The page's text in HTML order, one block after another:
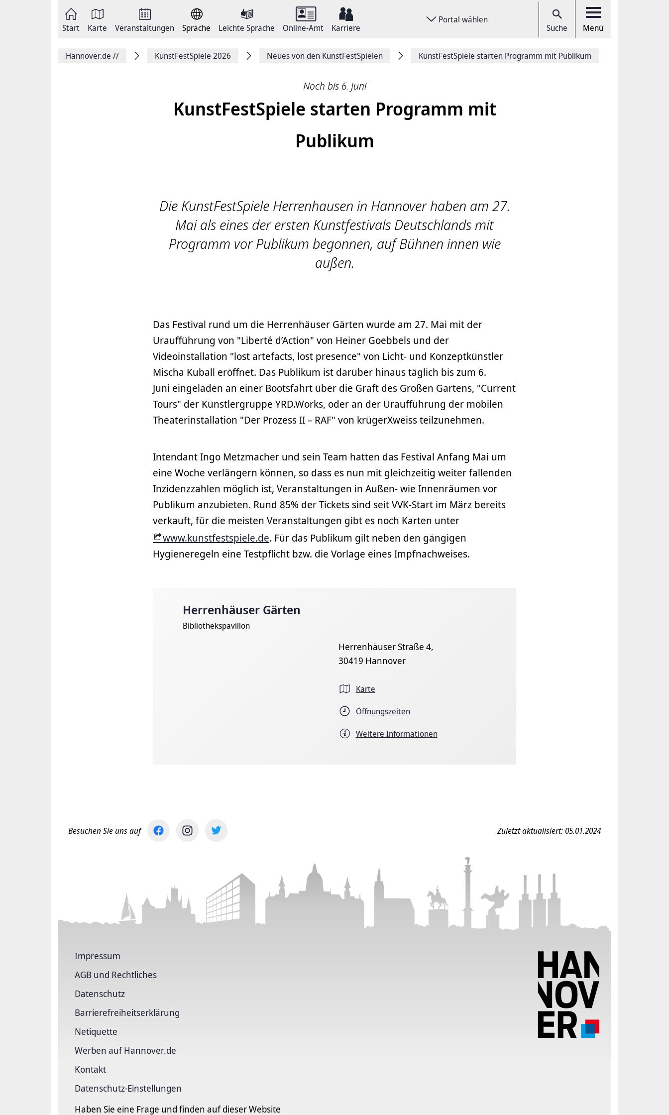
Start Karte Veranstaltungen Sprache Leichte Sprache Online-Amt Karriere
Portal wählen
Suche Menü
Hannover.de // KunstFestSpiele 2026 Neues von den KunstFestSpielen KunstFestSpiele starten Programm mit Publikum
Noch bis 6. Juni
KunstFestSpiele starten Programm mit
Publikum
Die KunstFestSpiele Herrenhausen in Hannover haben am 27.
Mai als eines der ersten Kunstfestivals Deutschlands mit
Programm vor Publikum begonnen, auf Bühnen innen wie
außen.
Das Festival rund um die Herrenhäuser Gärten wurde am 27. Mai mit der
Uraufführung von "Liberté d’Action" von Heiner Goebbels und der
Videoinstallation "lost artefacts, lost presence" von Licht- und Konzeptkünstler
Mischa Kuball eröffnet. Das Publikum ist darüber hinaus täglich bis zum 6.
Juni eingeladen an einer Bootsfahrt über die Graft des Großen Gartens, "Current
Tours" der Künstlergruppe YRD.Works, oder an der Uraufführung der mobilen
Theaterinstallation "Der Prozess II – RAF" von krügerXweiss teilzunehmen.
Intendant Ingo Metzmacher und sein Team hatten das Festival Anfang Mai um
eine Woche verlängern können, so dass es nun mit gleichzeitig weiter fallenden
Inzidenzzahlen möglich ist, Veranstaltungen in Außen- wie Innenräumen vor
Publikum anzubieten. Rund 85% der Tickets sind seit VVK-Start im März bereits
verkauft, für die meisten Veranstaltungen gibt es noch Karten unter
www.kunstfestspiele.de. Für das Publikum gilt neben den gängigen
Hygieneregeln eine Testpflicht bzw. die Vorlage eines Impfnachweises.
Herrenhäuser Gärten
Bibliothekspavillon
Herrenhäuser Straße 4,
30419 Hannover
Karte
Öffnungszeiten
Weitere Informationen
Besuchen Sie uns auf Zuletzt aktualisiert: 05.01.2024
Impressum
AGB und Rechtliches
Datenschutz
Barriere­freiheits­erklärung
Netiquette
Werben auf Hannover.de
Kontakt
Datenschutz-Einstellungen
Haben Sie eine Frage und finden auf dieser Website